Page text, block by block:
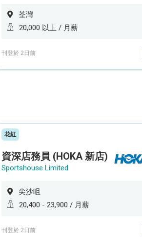
荃灣
20,000 以上 / 月薪
刊登於 2日前
花紅
資深店務員 (HOKA 新店)
Sportshouse Limited
尖沙咀
20,400 - 23,900 / 月薪
刊登於 2日前